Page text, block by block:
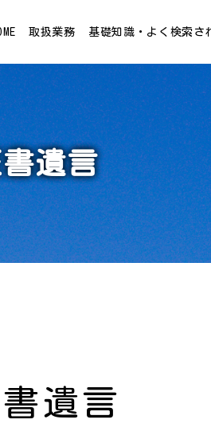
取扱業務 基礎知識・よく検索さ
遺言
遺言